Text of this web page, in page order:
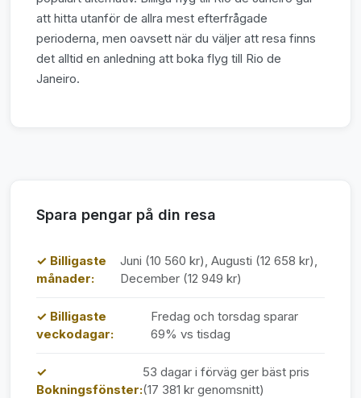
att hitta utanför de allra mest efterfrågade
perioderna, men oavsett när du väljer att resa finns
det alltid en anledning att boka flyg till Rio de
Janeiro.
Spara pengar på din resa
✓ Billigaste
månader:
Juni (10 560 kr), Augusti (12 658 kr),
December (12 949 kr)
✓ Billigaste
veckodagar:
Fredag och torsdag sparar
69% vs tisdag
✓
Bokningsfönster:
53 dagar i förväg ger bäst pris
(17 381 kr genomsnitt)